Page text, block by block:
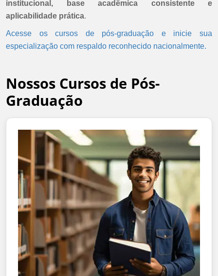
institucional, base acadêmica consistente e
aplicabilidade prática.
Acesse os cursos de pós-graduação e inicie sua
especialização com respaldo reconhecido nacionalmente.
Nossos Cursos de Pós-
Graduação